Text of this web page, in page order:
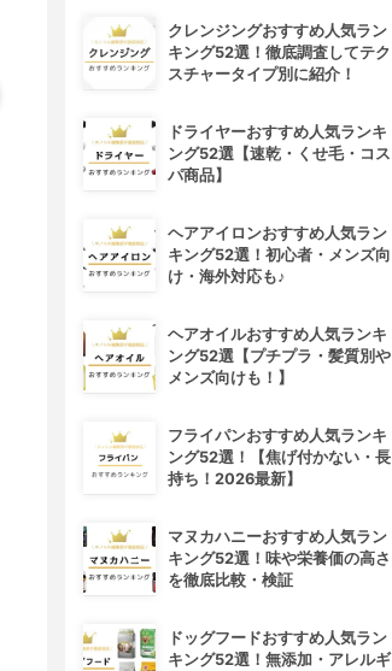
クレンジングおすすめ人気ラン
キング52選！徹底調査してテク
スチャータイプ別に紹介！
ドライヤーおすすめ人気ランキ
ング52選【速乾・くせ毛・コス
パ商品】
ヘアアイロンおすすめ人気ラン
キング52選！初心者・メンズ向
け・海外対応も♪
ヘアオイルおすすめ人気ランキ
ング52選【プチプラ・髪質別や
メンズ向けも！】
フライパンおすすめ人気ランキ
ング52選！【焦げ付かない・長
持ち！2026最新】
マヌカハニーおすすめ人気ラン
キング52選！味や栄養価の高さ
を徹底比較・検証
ドッグフードおすすめ人気ラン
キング52選！無添加・アレルギ